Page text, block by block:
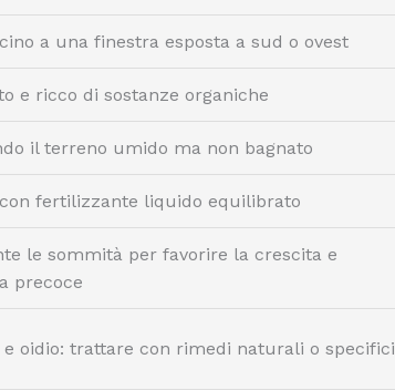
a una finestra esposta a sud o ovest
e ricco di sostanze organiche
il terreno umido ma non bagnato
fertilizzante liquido equilibrato
le sommità per favorire la crescita e
precoce
oidio: trattare con rimedi naturali o specifici